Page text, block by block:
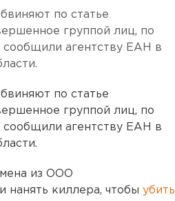
по статье
группой лиц, по
сообщили агентству ЕАН в
по статье
группой лиц, по
сообщили агентству ЕАН в
из ООО
нанять киллера, чтобы убить